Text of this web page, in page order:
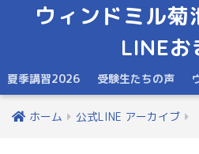
ウィンドミル
LINEお
夏季講習2026 受験生たちの声
ホーム 公式LINE アーカイブ